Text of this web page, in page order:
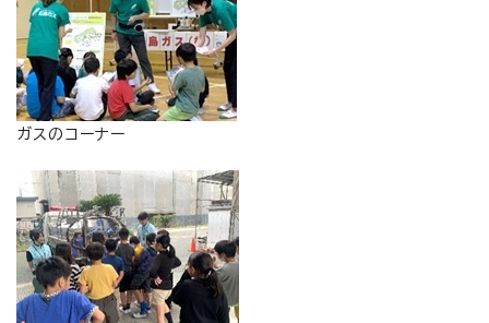
ガスのコーナー